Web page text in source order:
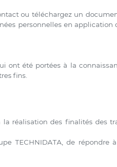
ou téléchargez un
personnelles en
ont été portées à la
fins.
réalisation des finalités des
TECHNIDATA, de répondre